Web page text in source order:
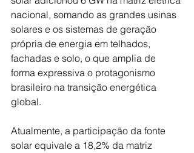
nacional, somando as grandes usinas
solares e os sistemas de geração
própria de energia em telhados,
fachadas e solo, o que amplia de
forma expressiva o protagonismo
brasileiro na transição energética
global.
Atualmente, a participação da fonte
solar equivale a 18,2% da matriz